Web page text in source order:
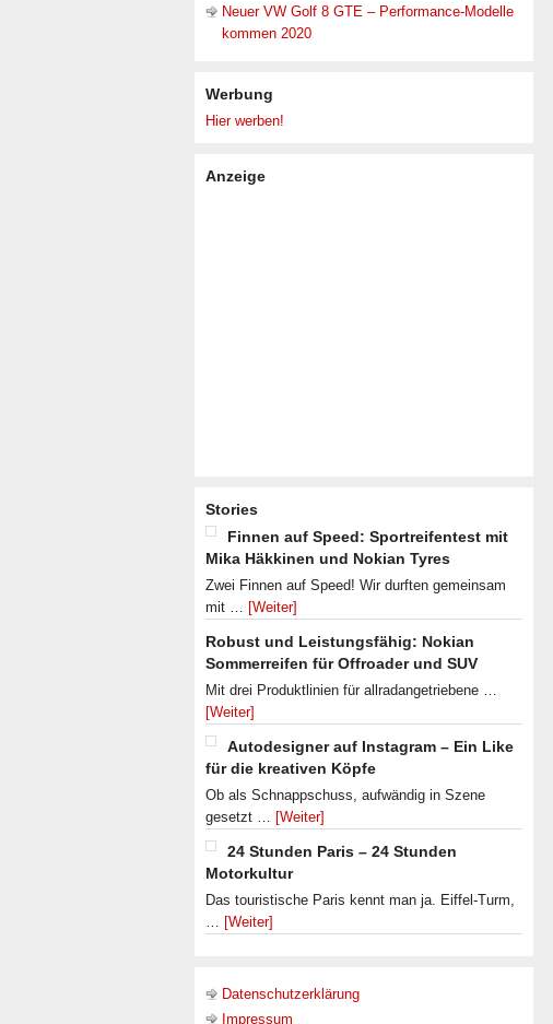
Neuer VW Golf 8 GTE – Performance-Modelle
kommen 2020
Werbung
Hier werben!
Anzeige
Stories
Finnen auf Speed: Sportreifentest mit
Mika Häkkinen und Nokian Tyres
Zwei Finnen auf Speed! Wir durften gemeinsam
mit … [Weiter]
Robust und Leistungsfähig: Nokian
Sommerreifen für Offroader und SUV
Mit drei Produktlinien für allradangetriebene …
[Weiter]
Autodesigner auf Instagram – Ein Like
für die kreativen Köpfe
Ob als Schnappschuss, aufwändig in Szene
gesetzt … [Weiter]
24 Stunden Paris – 24 Stunden
Motorkultur
Das touristische Paris kennt man ja. Eiffel-Turm,
… [Weiter]
Datenschutzerklärung
Impressum